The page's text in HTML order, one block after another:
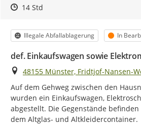
Zeitpunkt des Erstellens
Zeitpunkt des Erstellens
14 StdZur Äußerung
Kategorie
Illegale Abfallablagerung Status
In
def. Einkaufswagen sowie
Ort
48155 Münster, Fridtjof-Nansen-
Auf dem Gehweg zwischen den
wurden ein Einkaufswagen,
abgestellt. Die Gegenstände
dem Altglas- und Altkleidercontainer.